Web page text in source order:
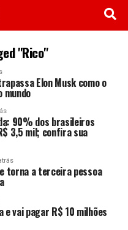
"Rico"
Elon Musk como o
mundo
90% dos brasileiros
3,5 mil; confira sua
torna a terceira pessoa
e vai pagar R$ 10 milhões